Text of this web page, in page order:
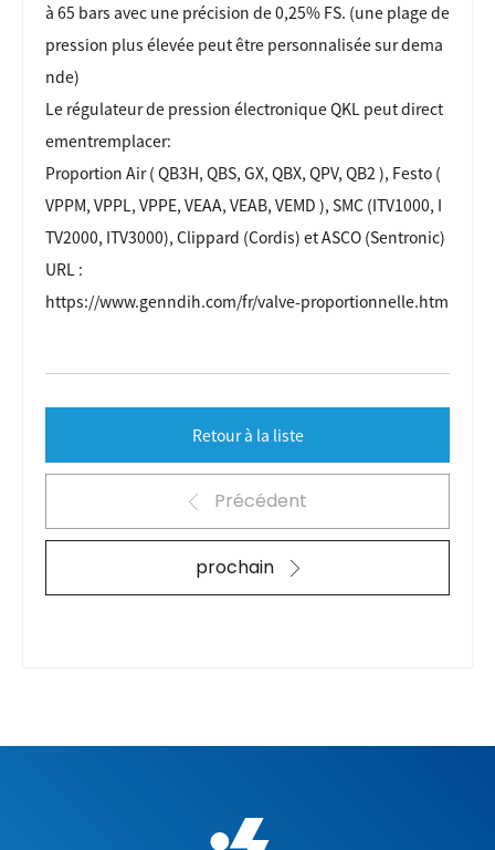
à 65 bars avec une précision de 0,25% FS. (une plage de
pression plus élevée peut être personnalisée sur dema
nde)
Le régulateur de pression électronique QKL peut direct
ementremplacer:
Proportion Air ( QB3H, QBS, GX, QBX, QPV, QB2 ), Festo (
VPPM, VPPL, VPPE, VEAA, VEAB, VEMD ), SMC (ITV1000, I
TV2000, ITV3000), Clippard (Cordis) et ASCO (Sentronic)
URL :
https://www.genndih.com/fr/valve-proportionnelle.htm
Précédent
Retour à la liste
prochain